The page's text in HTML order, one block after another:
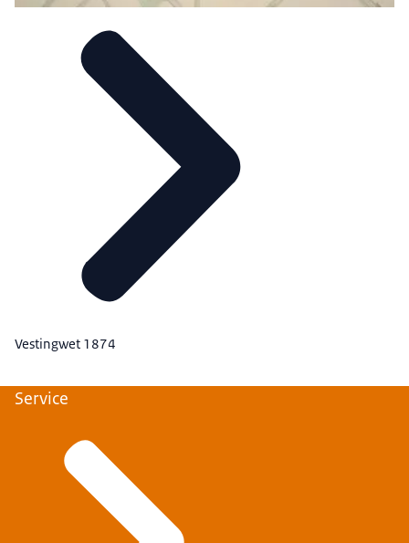
Vestingwet 1874
Service